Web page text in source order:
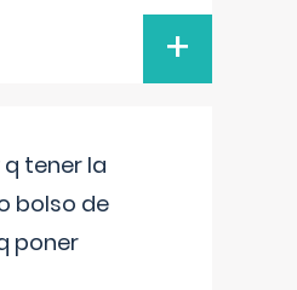
+
tener la
bolso de
poner